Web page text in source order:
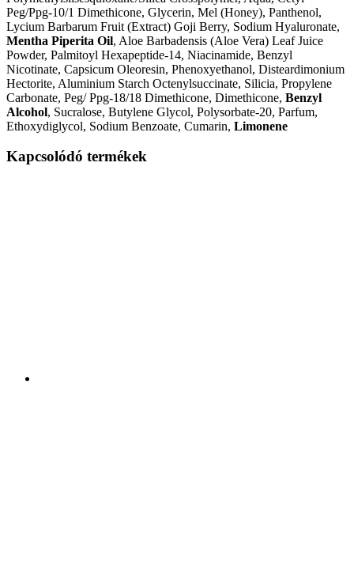
Peg/Ppg-10/1 Dimethicone, Glycerin, Mel (Honey), Panthenol,
Lycium Barbarum Fruit (Extract) Goji Berry, Sodium Hyaluronate,
Mentha Piperita Oil, Aloe Barbadensis (Aloe Vera) Leaf Juice
Powder, Palmitoyl Hexapeptide-14, Niacinamide, Benzyl
Nicotinate, Capsicum Oleoresin, Phenoxyethanol, Disteardimonium
Hectorite, Aluminium Starch Octenylsuccinate, Silicia, Propylene
Carbonate, Peg/ Ppg-18/18 Dimethicone, Dimethicone, Benzyl
Alcohol, Sucralose, Butylene Glycol, Polysorbate-20, Parfum,
Ethoxydiglycol, Sodium Benzoate, Cumarin, Limonene
Kapcsolódó termékek